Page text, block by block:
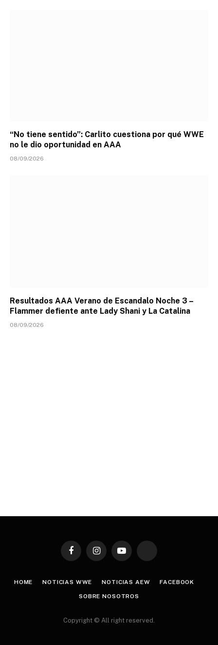
“No tiene sentido”: Carlito cuestiona por qué WWE
no le dio oportunidad en AAA
08/09/2026
Resultados AAA Verano de Escandalo Noche 3 –
Flammer defiente ante Lady Shani y La Catalina
08/09/2026
FacebookInstagramYouTube TikTok
HOME NOTICIAS WWE NOTICIAS AEW FACEBOOK
SOBRE NOSOTROS
Copyright © All right reserved.